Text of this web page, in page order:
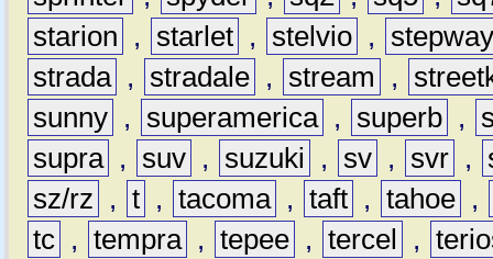
starion
, starlet , stelvio ,
strada , stradale , stream ,
sunny , superamerica , superb ,
supra , suv , suzuki , sv , svr ,
sz/rz
, t , tacoma , taft , tahoe ,
tc , tempra , tepee , tercel ,